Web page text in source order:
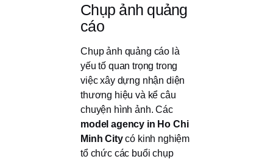
Chụp ảnh quảng
cáo
Chụp ảnh quảng cáo là
yếu tố quan trọng trong
việc xây dựng nhận diện
thương hiệu và kể câu
chuyện hình ảnh. Các
model agency in Ho Chi
Minh Citycó kinh nghiệm
tổ chức các buổi chụp